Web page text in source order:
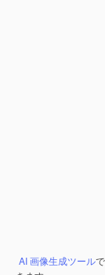
AI 画像生成ツール